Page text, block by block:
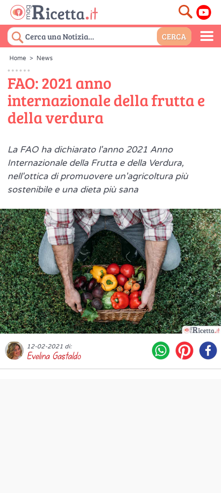
Home > News
FAO: 2021 anno
internazionale della frutta e
della verdura
La FAO ha dichiarato l'anno 2021 Anno
Internazionale della Frutta e della Verdura,
nell'ottica di promuovere un'agricoltura più
sostenibile e una dieta più sana
12-02-2021 di:
Evelina Gastaldo